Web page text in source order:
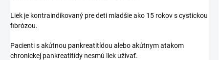
Liek je kontraindikovaný pre deti mladšie ako 15 rokov s cystickou
fibrózou.
Pacienti s akútnou pankreatitídou alebo akútnym atakom
chronickej pankreatitídy nesmú liek užívať.